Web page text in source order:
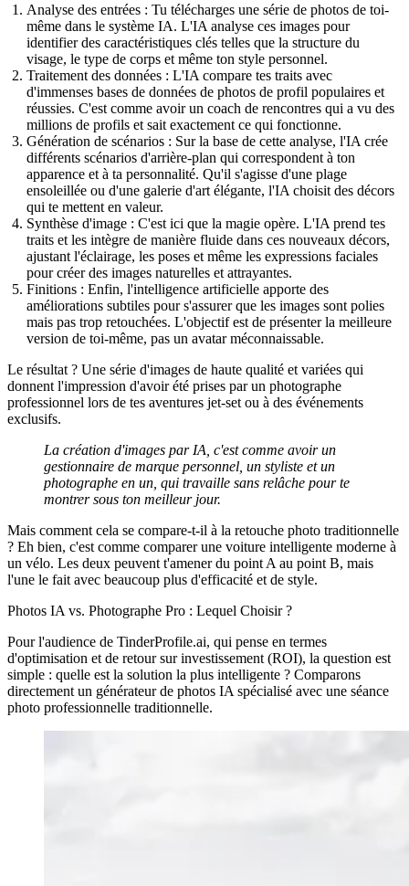
Analyse des entrées: Tu télécharges une série de photos de toi-
même dans le système IA. L'IA analyse ces images pour
identifier des caractéristiques clés telles que la structure du
visage, le type de corps et même ton style personnel.
Traitement des données: L'IA compare tes traits avec
d'immenses bases de données de photos de profil populaires et
réussies. C'est comme avoir un coach de rencontres qui a vu des
millions de profils et sait exactement ce qui fonctionne.
Génération de scénarios: Sur la base de cette analyse, l'IA crée
différents scénarios d'arrière-plan qui correspondent à ton
apparence et à ta personnalité. Qu'il s'agisse d'une plage
ensoleillée ou d'une galerie d'art élégante, l'IA choisit des décors
qui te mettent en valeur.
Synthèse d'image: C'est ici que la magie opère. L'IA prend tes
traits et les intègre de manière fluide dans ces nouveaux décors,
ajustant l'éclairage, les poses et même les expressions faciales
pour créer des images naturelles et attrayantes.
Finitions: Enfin, l'intelligence artificielle apporte des
améliorations subtiles pour s'assurer que les images sont polies
mais pas trop retouchées. L'objectif est de présenter la meilleure
version de toi-même, pas un avatar méconnaissable.
Le résultat ? Une série d'images de haute qualité et variées qui
donnent l'impression d'avoir été prises par un photographe
professionnel lors de tes aventures jet-set ou à des événements
exclusifs.
La création d'images par IA, c'est comme avoir un
gestionnaire de marque personnel, un styliste et un
photographe en un, qui travaille sans relâche pour te
montrer sous ton meilleur jour.
Mais comment cela se compare-t-il à la retouche photo traditionnelle
? Eh bien, c'est comme comparer une voiture intelligente moderne à
un vélo. Les deux peuvent t'amener du point A au point B, mais
l'une le fait avec beaucoup plus d'efficacité et de style.
Photos IA vs. Photographe Pro : Lequel Choisir ?
Pour l'audience de TinderProfile.ai, qui pense en termes
d'optimisation et de retour sur investissement (ROI), la question est
simple : quelle est la solution la plus intelligente ? Comparons
directement un générateur de photos IA spécialisé avec une séance
photo professionnelle traditionnelle.